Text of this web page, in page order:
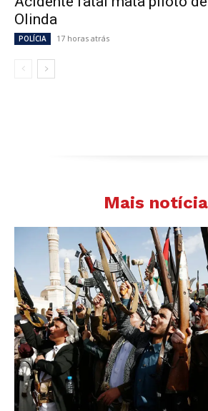
Olinda
POLÍCIA 17 horas atrás
Mais